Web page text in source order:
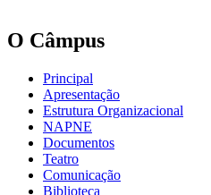
O Câmpus
Principal
Apresentação
Estrutura Organizacional
NAPNE
Documentos
Teatro
Comunicação
Biblioteca